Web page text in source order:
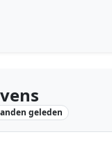
geleden